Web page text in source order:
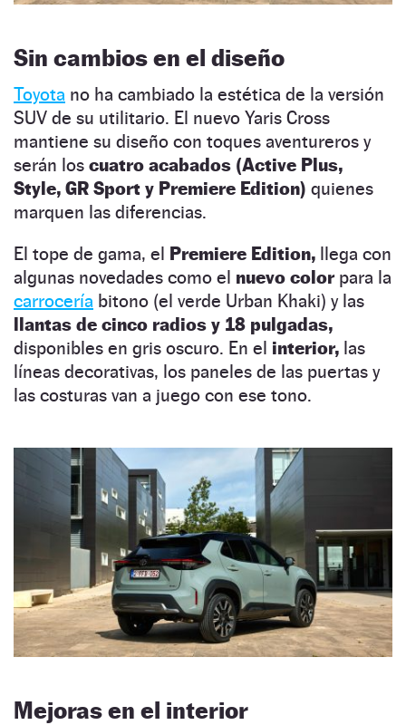
Sin cambios en el diseño
Toyota no ha cambiado la estética de la versión
SUV de su utilitario. El nuevo Yaris Cross
mantiene su diseño con toques aventureros y
serán los cuatro acabados (Active Plus,
Style, GR Sport y Premiere Edition) quienes
marquen las diferencias.
El tope de gama, el Premiere Edition, llega con
algunas novedades como el nuevo color para la
carrocería bitono (el verde Urban Khaki) y las
llantas de cinco radios y 18 pulgadas,
disponibles en gris oscuro. En el interior, las
líneas decorativas, los paneles de las puertas y
las costuras van a juego con ese tono.
Mejoras en el interior